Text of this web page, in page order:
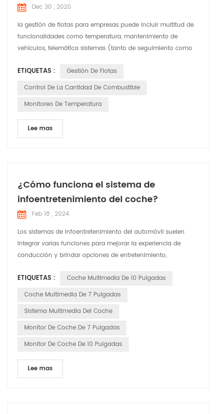
Dec 30 , 2020
la gestión de flotas para empresas puede incluir multitud de
funcionalidades como temperatura, mantenimiento de
vehículos, telemática sistemas (tanto de seguimiento como
de combustible y gestión de la seguridad y salud de los
vehículos. controladores. Este tipo de servicios de gestión de
ETIQUETAS :
Gestión De Flotas
Control De La Cantidad De Combustible
Monitoreo De Temperatura
Lee mas
¿Cómo funciona el sistema de
infoentretenimiento del coche?
Feb 18 , 2024
Los sistemas de infoentretenimiento del automóvil suelen
integrar varias funciones para mejorar la experiencia de
conducción y brindar opciones de entretenimiento,
continuación se ofrece una descripción general de cómo
funcionan: Interfaz de usuario: los sistemas de
generalmente se mu...
ETIQUETAS :
Coche Multimedia De 10 Pulgadas
Coche Multimedia De 7 Pulgadas
Sistema Multimedia Del Coche
Monitor De Coche De 7 Pulgadas
Monitor De Coche De 10 Pulgadas
Lee mas